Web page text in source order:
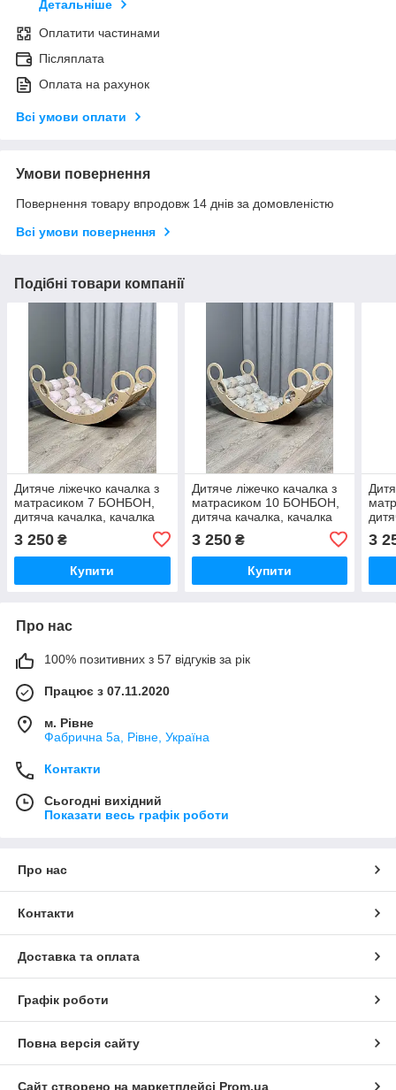
Детальніше
Оплатити частинами
Післяплата
Оплата на рахунок
Всі умови оплати
Умови повернення
Повернення товару впродовж 14 днів за домовленістю
Всі умови повернення
Подібні товари компанії
Дитяче ліжечко качалка з
матрасиком 7 БОНБОН,
дитяча качалка, качалка
дитяча гойдалка
балансир, качалка
3 250 ₴
Купити
Дитяче ліжечко качалка з
матрасиком 10 БОНБОН,
дитяча качалка, качалка
дитяча гойдалка
балансир, качалка
3 250₴
Купити
3
Про нас
100% позитивних з 57 відгуків за рік
Працює з 07.11.2020
м. Рівне
Фабрична 5а, Рівне, Україна
Контакти
Сьогодні вихідний
Показати весь графік роботи
Про нас
Контакти
Доставка та оплата
Графік роботи
Повна версія сайту
Сайт створено на маркетплейсі Prom.ua